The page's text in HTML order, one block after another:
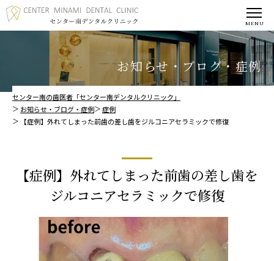
お知らせ・ブログ・症例
センター南の歯医者「センター南デンタルクリニック」
お知らせ・ブログ・症例
症例
【症例】外れてしまった前歯の差し歯をジルコニアセラミックで修復
【症例】外れてしまった前歯の差し歯を
ジルコニアセラミックで修復